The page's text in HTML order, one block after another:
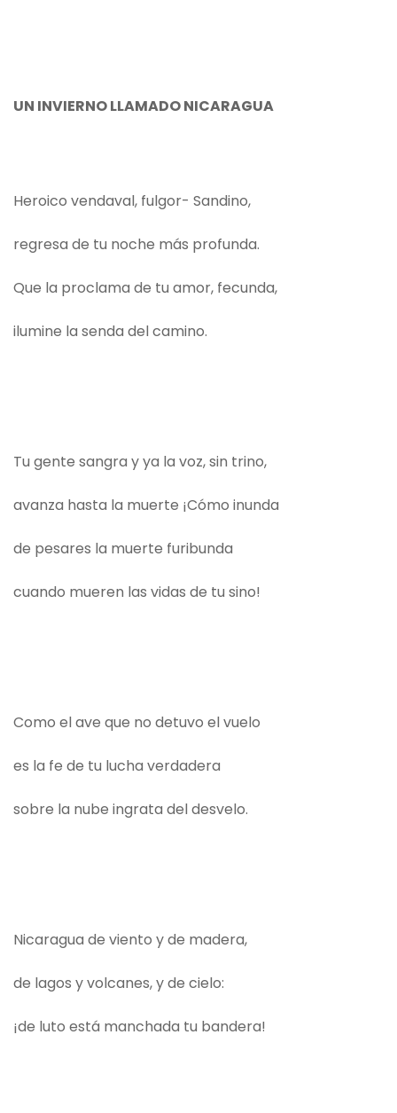
UN INVIERNO LLAMADO NICARAGUA
Heroico vendaval, fulgor- Sandino,
regresa de tu noche más profunda.
Que la proclama de tu amor, fecunda,
ilumine la senda del camino.
Tu gente sangra y ya la voz, sin trino,
avanza hasta la muerte ¡Cómo inunda
de pesares la muerte furibunda
cuando mueren las vidas de tu sino!
Como el ave que no detuvo el vuelo
es la fe de tu lucha verdadera
sobre la nube ingrata del desvelo.
Nicaragua de viento y de madera,
de lagos y volcanes, y de cielo:
¡de luto está manchada tu bandera!